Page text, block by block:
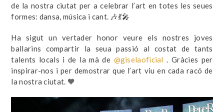
de la nostra ciutat per a celebrar l’art en totes les seues
formes: dansa, música i cant. 🎶💃🎤
Ha sigut un vertader honor veure els nostres joves
ballarins compartir la seua passió al costat de tants
talents locals i de la mà de @giselaoficial . Gràcies per
inspirar-nos i per demostrar que l’art viu en cada racó de
la nostra ciutat. 🧡